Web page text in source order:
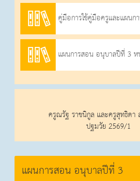
คู่มือการใช้คู่มือครูและแผนการจัดประสบ
แผนการสอน อนุบาลปีที่ 3
ครูณรัฐ ราชนิกูล และครูสุทธิดา
ปฐมวัย 2569/1
แผนการสอน อนุบาลปีที่ 3